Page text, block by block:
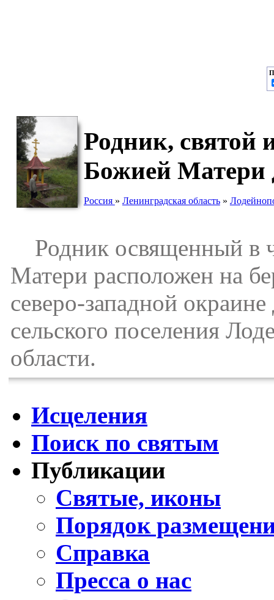
Родник, святой
Божией Матери
Россия » Ленинградская область»
Родник освященный в
Матери расположен на
северо-западной
сельского поселения
области.
Исцеления
Поиск по святым
Публикации
Святые, иконы
Порядок
Справка
Пресса о нас